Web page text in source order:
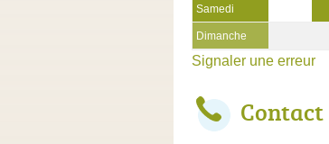
Samedi
Dimanche
Signaler une erreur
Contact